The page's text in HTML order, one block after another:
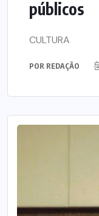
públicos
CULTURA
POR REDAÇÃO